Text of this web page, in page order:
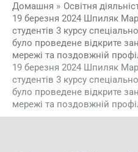
Домашня
Освітня
19 березня 2024 Шпиляк
студентів 3 курсу
було проведене відкрите
мережі та поздовжній
19 березня 2024 Шпиляк
студентів 3 курсу
було проведене відкрите
мережі та поздовжній